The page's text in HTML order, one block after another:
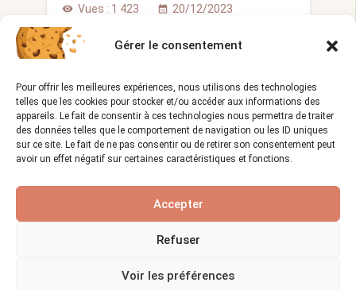
Gérer le consentement
Pour offrir les meilleures expériences, nous utilisons des technologies
telles que les cookies pour stocker et/ou accéder aux informations des
appareils. Le fait de consentir à ces technologies nous permettra de traiter
des données telles que le comportement de navigation ou les ID uniques
sur ce site. Le fait de ne pas consentir ou de retirer son consentement peut
avoir un effet négatif sur certaines caractéristiques et fonctions.
Accepter
Refuser
Voir les préférences
visibility Vues : 1 423 calendar_month 20/12/2023
La maçonnerie en pierre naturelle est une
technique de construction ancienne…
LE MÉTIER CHARPENTIER
Comment choisir un